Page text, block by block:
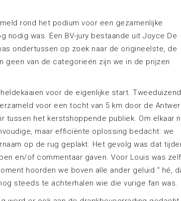
rond het podium voor een gezamenlijke
nodig was. Een BV-jury bestaande uit Joyce De
ondertussen op zoek naar de origineelste, de
geen van de categorieën zijn we in de prijzen
voor de eigenlijke start. Tweeduizend
voor een tocht van 5 km door de
tussen het kerstshoppende publiek. Om elkaar
maar efficiënte oplossing bedacht: we
op de rug geplakt. Het gevolg was dat
en/of commentaar gaven. Voor Louis was
hoorden we boven alle ander geluid “ hé,
steeds te achterhalen wie die vurige fan was.